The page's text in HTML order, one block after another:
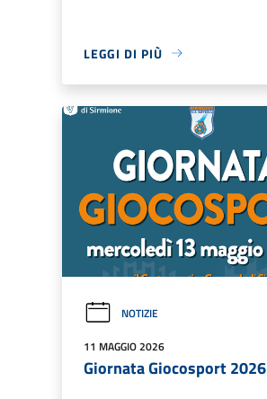
LEGGI DI PIÙ
NOTIZIE
11 MAGGIO 2026
Giornata Giocosport 2026